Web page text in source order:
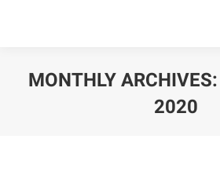
MONTHLY ARCHIVES:
2020